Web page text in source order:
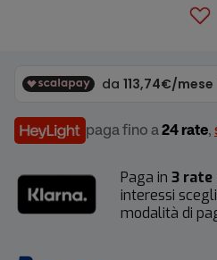
paga fino a 24 rate,
Paga in 3 rate
interessi
modalità di